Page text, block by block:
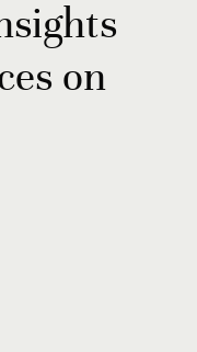
on